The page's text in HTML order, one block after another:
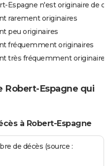
Espagne n'est originaire de
rarement originaires
peu originaires
fréquemment originaires
très fréquemment originaires
Robert-Espagne qui
à Robert-Espagne
de décès (source :